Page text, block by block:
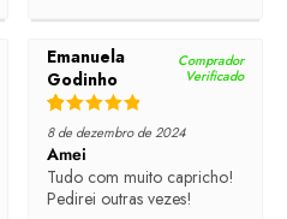
Emanuela
Godinho
Comprador
Verificado
Rated out of 5
8 de dezembro de 2024
Amei
Tudo com muito capricho!
Pedirei outras vezes!